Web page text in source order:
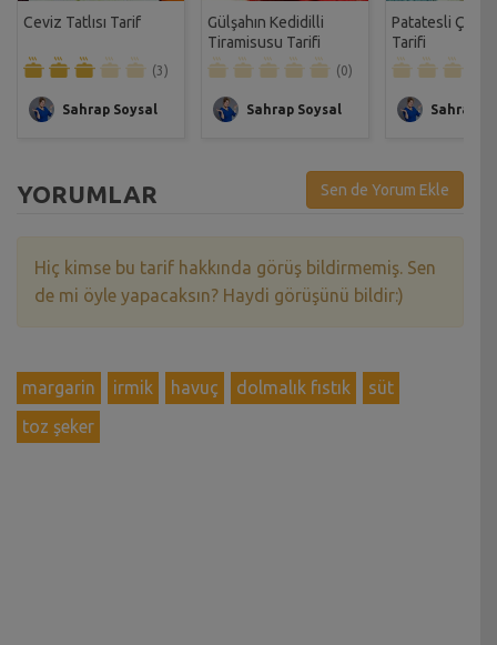
Ceviz Tatlısı Tarif
(3)
Sahrap Soysal
Gülşahın Kedidilli
Tiramisusu Tarifi
(0)
Sahrap Soysal
Patatesli Çıtır
Tarifi
Sahrap
YORUMLAR Sen de Yorum Ekle
Hiç kimse bu tarif hakkında görüş bildirmemiş. Sen
de mi öyle yapacaksın? Haydi görüşünü bildir:)
margarin irmik havuç dolmalık fıstık
süt
toz şeker